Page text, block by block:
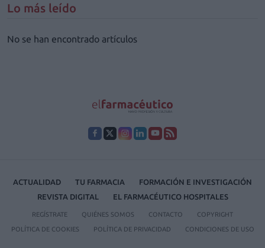
Lo más leído
No se han encontrado artículos
ACTUALIDAD TU FARMACIA
FORMACIÓN E INVESTIGACIÓN
REVISTA DIGITAL
EL FARMACÉUTICO HOSPITALES
REGÍSTRATE QUIÉNES SOMOS CONTACTO COPYRIGHT
POLÍTICA DE COOKIES POLÍTICA DE PRIVACIDAD CONDICIONES DE USO